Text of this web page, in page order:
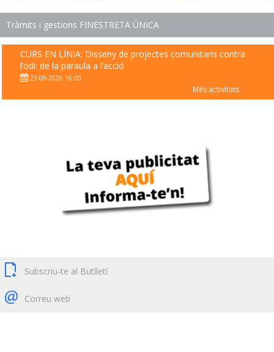
CURS EN LÍNIA: Disseny de projectes comunitaris contra
l’odi: de la paraula a l’acció
23-09-2026 16:00
Més activitats
Tràmits i gestions FINESTRETA ÚNICA
Subscriu-te al Butlletí
Correu web